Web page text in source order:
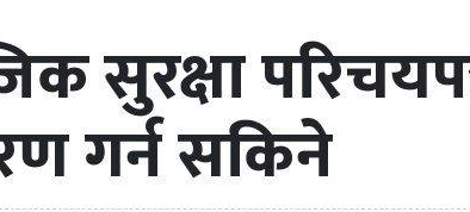
सुरक्षा
गर्न सकिने